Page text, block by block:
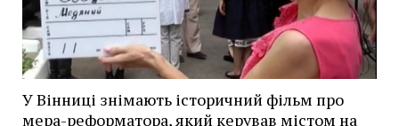
У Вінниці знімають історичний фільм про
мера-реформатора, який керував містом на